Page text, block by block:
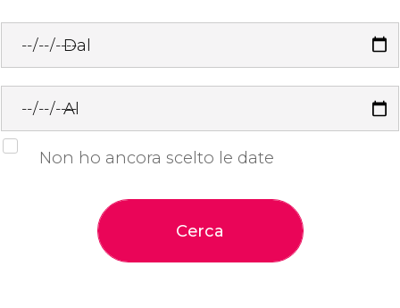
Dal
Al
Non ho ancora scelto le date
Cerca